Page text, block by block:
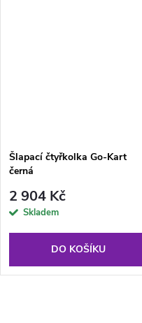
Šlapací čtyřkolka Go-Kart
černá
2 904 Kč
Skladem
DO KOŠÍKU